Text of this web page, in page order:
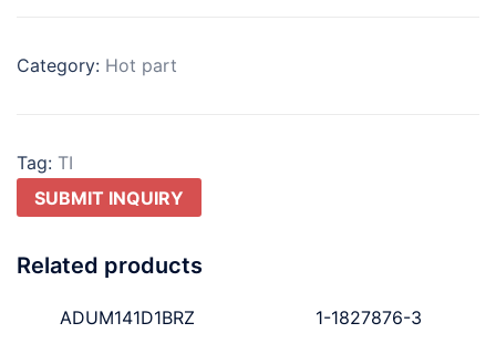
Category: Hot part
Tag: TI
SUBMIT INQUIRY
Related products
ADUM141D1BRZ 1-1827876-3